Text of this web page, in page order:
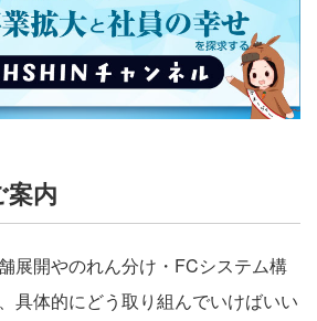
内
展開やのれん分け・FCシステム構
具体的にどう取り組んでいけばいい